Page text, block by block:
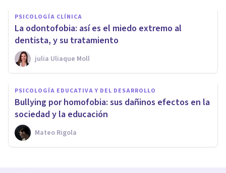
PSICOLOGÍA CLÍNICA
La odontofobia: así es el miedo extremo al
dentista, y su tratamiento
​julia Uliaque Moll
PSICOLOGÍA EDUCATIVA Y DEL DESARROLLO
Bullying por homofobia: sus dañinos efectos en la
sociedad y la educación
Mateo Rigola